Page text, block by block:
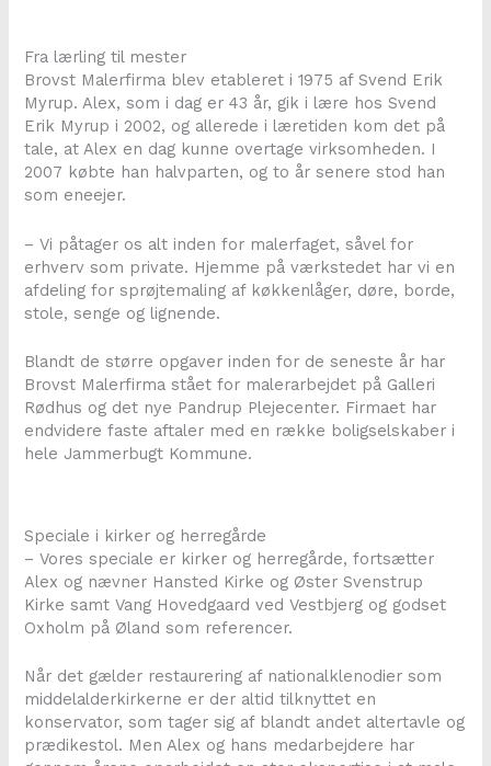
Fra lærling til mester
Brovst Malerfirma blev etableret i 1975 af Svend Erik
Myrup. Alex, som i dag er 43 år, gik i lære hos Svend
Erik Myrup i 2002, og allerede i læretiden kom det på
tale, at Alex en dag kunne overtage virksomheden. I
2007 købte han halvparten, og to år senere stod han
som eneejer.
– Vi påtager os alt inden for malerfaget, såvel for
erhverv som private. Hjemme på værkstedet har vi en
afdeling for sprøjtemaling af køkkenlåger, døre, borde,
stole, senge og lignende.
Blandt de større opgaver inden for de seneste år har
Brovst Malerfirma stået for malerarbejdet på Galleri
Rødhus og det nye Pandrup Plejecenter. Firmaet har
endvidere faste aftaler med en række boligselskaber i
hele Jammerbugt Kommune.
Speciale i kirker og herregårde
– Vores speciale er kirker og herregårde, fortsætter
Alex og nævner Hansted Kirke og Øster Svenstrup
Kirke samt Vang Hovedgaard ved Vestbjerg og godset
Oxholm på Øland som referencer.
Når det gælder restaurering af nationalklenodier som
middelalderkirkerne er der altid tilknyttet en
konservator, som tager sig af blandt andet altertavle og
prædikestol. Men Alex og hans medarbejdere har